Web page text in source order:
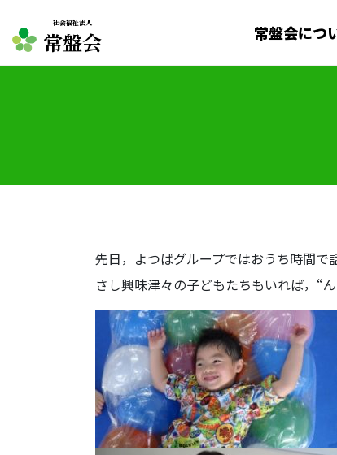
社会福祉法人
常盤会 常盤会につ
先日，よつばグループではおうち時間
さし興味津々の子どもたちもいれば，“